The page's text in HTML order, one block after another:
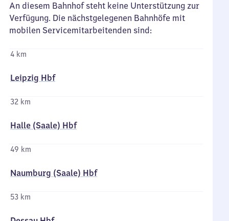
An diesem Bahnhof steht keine Unterstützung zur
Verfügung. Die nächstgelegenen Bahnhöfe mit
mobilen Servicemitarbeitenden sind:
4 km
Leipzig Hbf
32 km
Halle (Saale) Hbf
49 km
Naumburg (Saale) Hbf
53 km